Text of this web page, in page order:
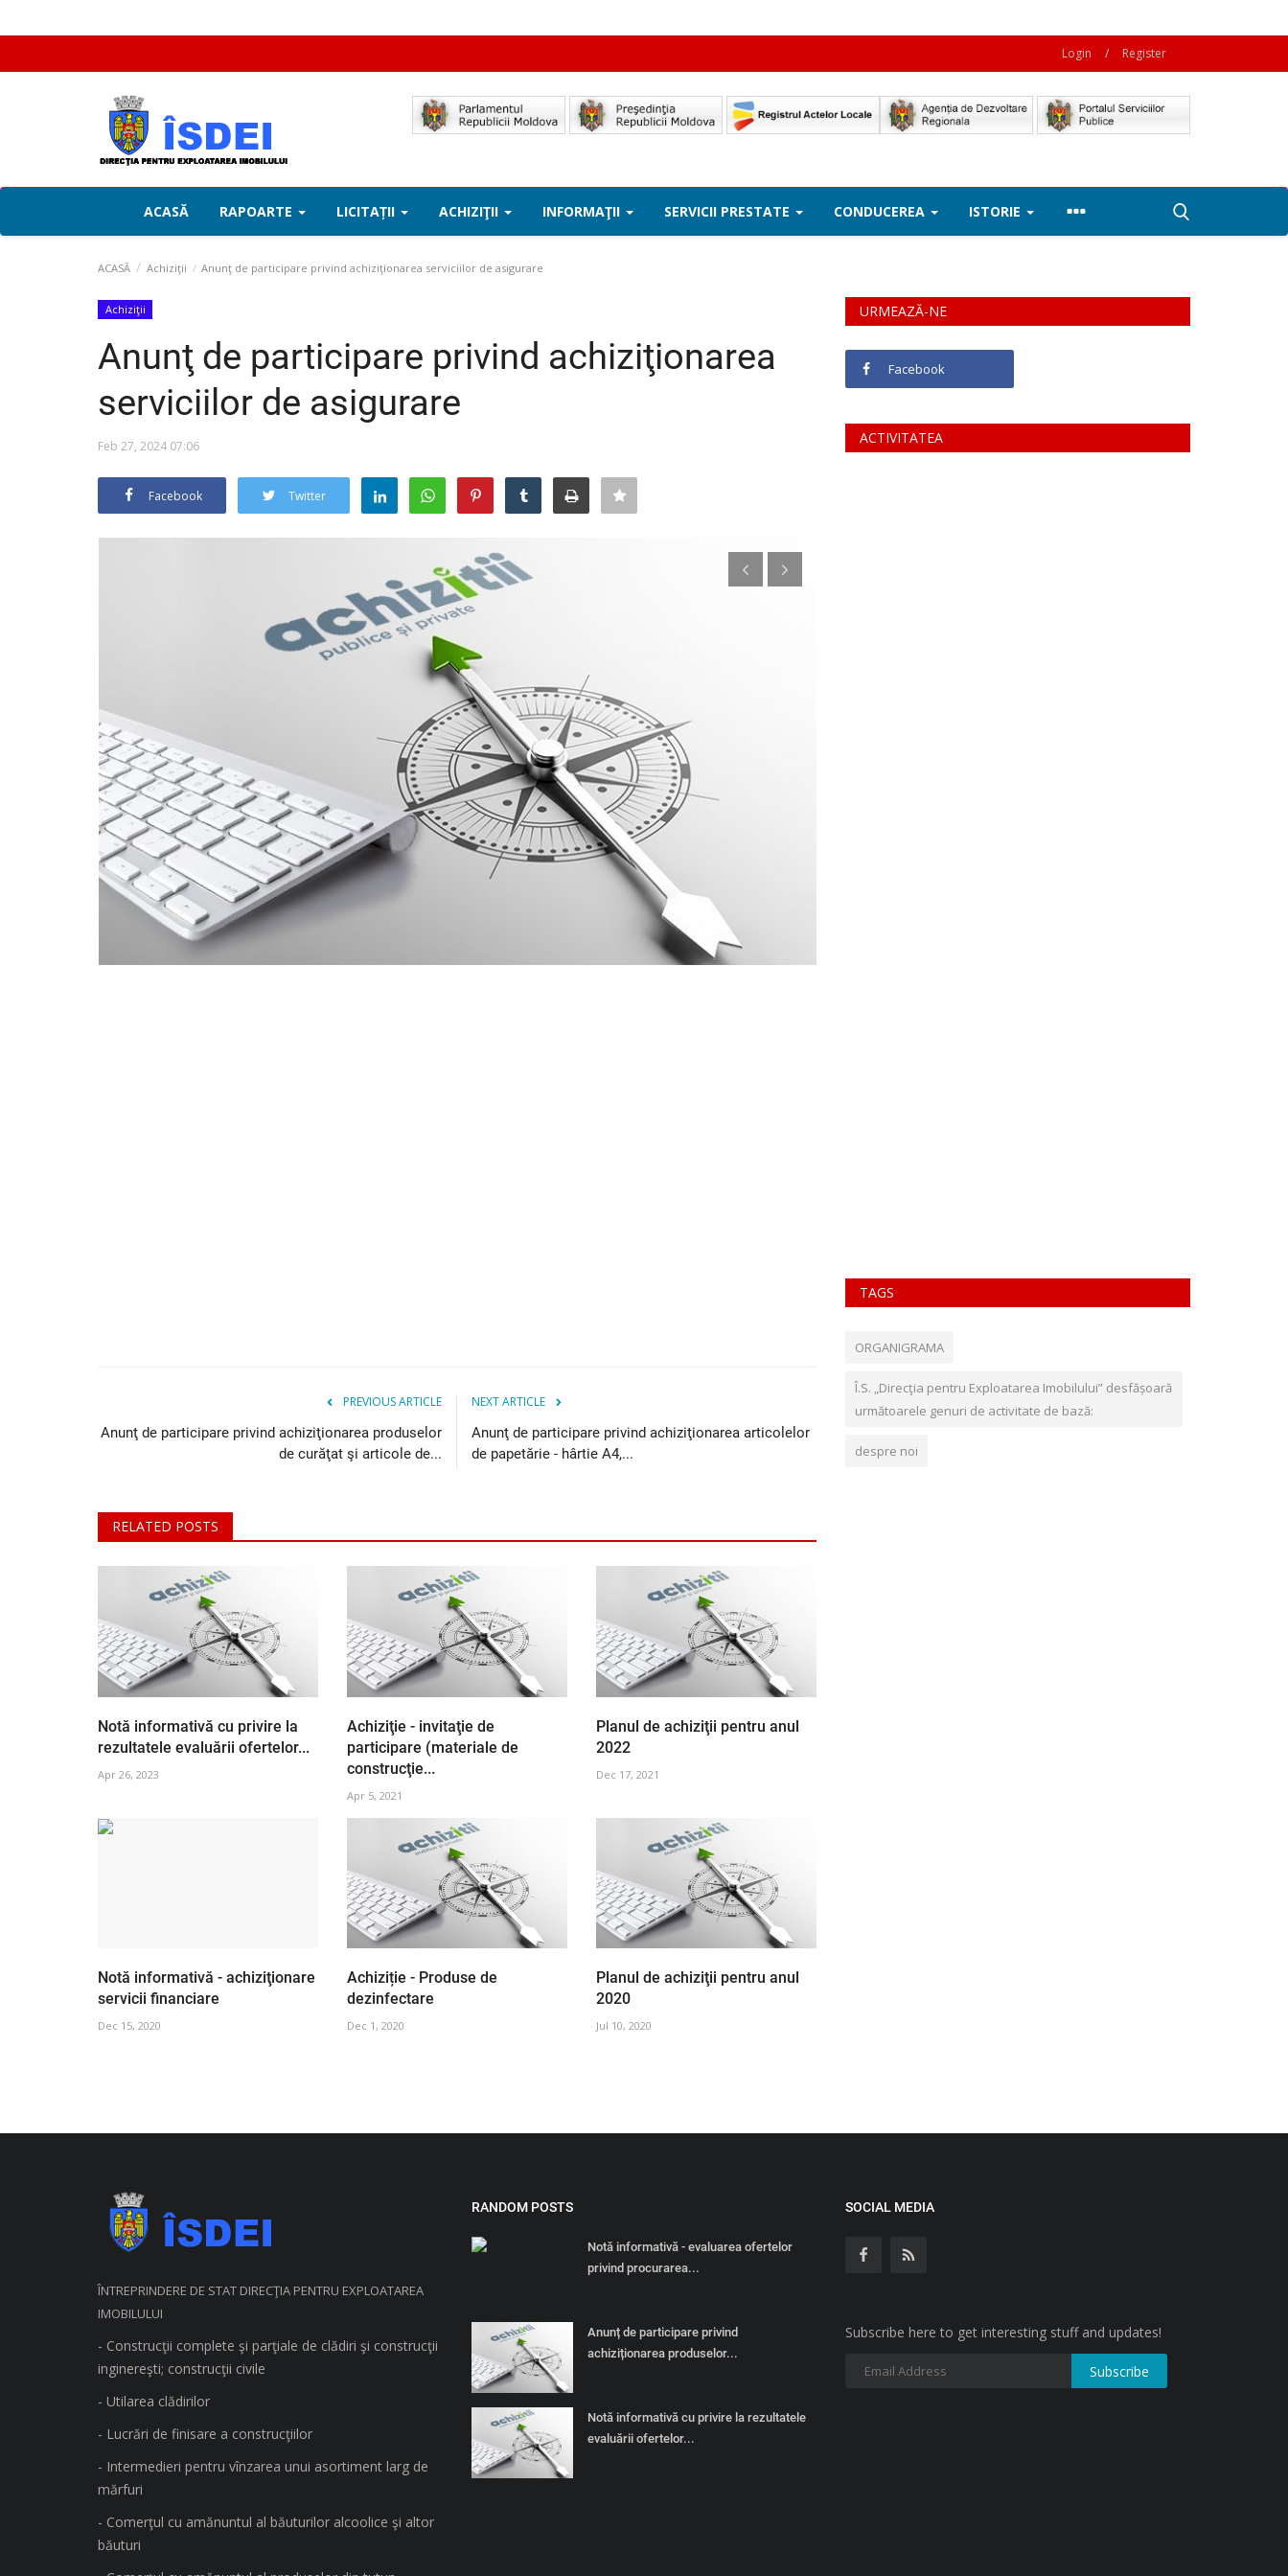
Login / Register
ACASĂ RAPOARTE LICITAȚII ACHIZIŢII INFORMAŢII SERVICII PRESTATE CONDUCEREA ISTORIE
ACASĂ Achiziţii Anunţ de participare privind achiziţionarea serviciilor de asigurare
Achiziţii
Anunţ de participare privind achiziţionarea
serviciilor de asigurare
Feb 27, 2024 07:06
Facebook Twitter
PREVIOUS ARTICLE
Anunţ de participare privind achiziţionarea produselor
de curăţat şi articole de...
NEXT ARTICLE
Anunţ de participare privind achiziţionarea articolelor
de papetărie - hârtie A4,...
RELATED POSTS
Notă informativă cu privire la
rezultatele evaluării ofertelor...
Apr 26, 2023
Achiziţie - invitaţie de
participare (materiale de
construcţie...
Apr 5, 2021
Planul de achiziţii pentru anul
2022
Dec 17, 2021
Notă informativă - achiziţionare
servicii financiare
Dec 15, 2020
Achiziție - Produse de
dezinfectare
Dec 1, 2020
Planul de achiziţii pentru anul
2020
Jul 10, 2020
URMEAZĂ-NE
Facebook
ACTIVITATEA
TAGS
ORGANIGRAMA
Î.S. „Direcţia pentru Exploatarea Imobilului” desfășoară
următoarele genuri de activitate de bază:
despre noi
ÎNTREPRINDERE DE STAT DIRECŢIA PENTRU EXPLOATAREA
IMOBILULUI
- Construcţii complete şi parţiale de clădiri şi construcţii
inginereşti; construcţii civile
- Utilarea clădirilor
- Lucrări de finisare a construcţiilor
- Intermedieri pentru vînzarea unui asortiment larg de
mărfuri
- Comerţul cu amănuntul al băuturilor alcoolice şi altor
băuturi
RANDOM POSTS
Notă informativă - evaluarea ofertelor
privind procurarea...
Anunț de participare privind
achiziționarea produselor...
Notă informativă cu privire la rezultatele
evaluării ofertelor...
SOCIAL MEDIA
Subscribe here to get interesting stuff and updates!